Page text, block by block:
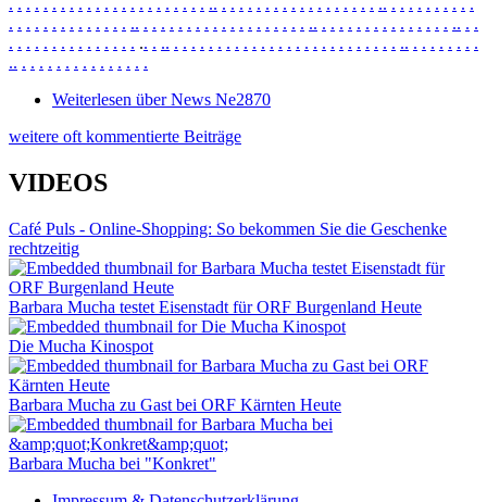
. . . . . . . . . . . . . . . . . . . . . . . .. . . . . . . . . . . . . . . . . . . .. . . . . . . . . . .
. . . . . . . . . . . . . . .. . . . . . . . . . . . . . . . . . . . .. . . . . . . . . . . . . . . . .. . .
. . . . . . . . . . . . . . . .. . .. . . . . . . . . . . . . . . . . . . . . . . . . . . .. . . . . . . . .
.. . . . . . . . . . . . . . . .
Weiterlesen über News Ne2870
weitere oft kommentierte Beiträge
VIDEOS
Café Puls - Online-Shopping: So bekommen Sie die Geschenke
rechtzeitig
Barbara Mucha testet Eisenstadt für ORF Burgenland Heute
Die Mucha Kinospot
Barbara Mucha zu Gast bei ORF Kärnten Heute
Barbara Mucha bei "Konkret"